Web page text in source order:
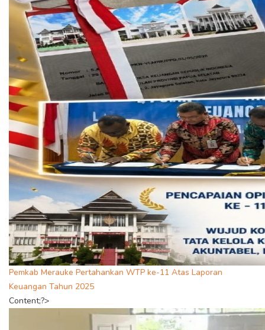
Pemkab Merauke Pertahankan WTP ke-11 Atas Laporan
Keuangan Tahun 2025
Content;?>